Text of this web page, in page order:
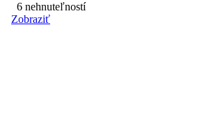
6nehnuteľností
Zobraziť